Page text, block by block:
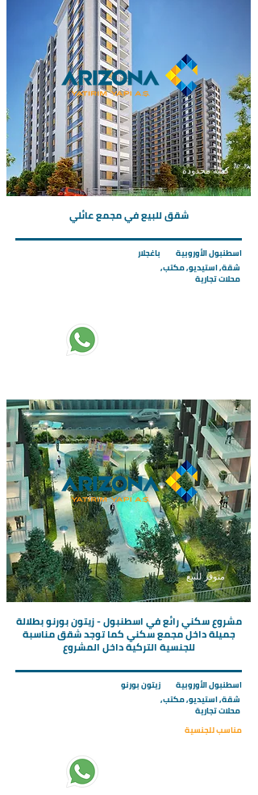
كمية محدودة
شقق للبيع في مجمع عائلي
باغجلار
اسطنبول الأوروبية
شقة, استيديو, مكتب,
محلات تجارية
متوفر للبيع
مشروع سكني رائع في اسطنبول - زيتون بورنو بطلالة
جميلة داخل مجمع سكني كما توجد شقق مناسبة
للجنسية التركية داخل المشروع
زيتون بورنو
اسطنبول الأوروبية
شقة, استيديو, مكتب,
محلات تجارية
مناسب للجنسية